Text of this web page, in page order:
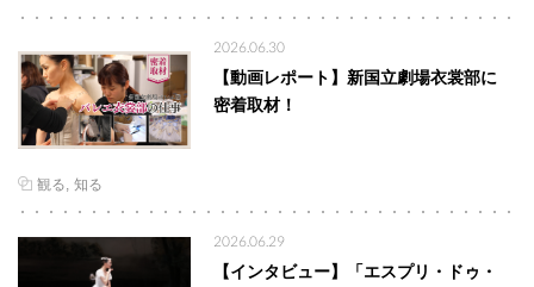
2026.06.30
【動画レポート】新国立劇場衣裳部に
密着取材！
観る 知る
2026.06.29
【インタビュー】「エスプリ・ドゥ・